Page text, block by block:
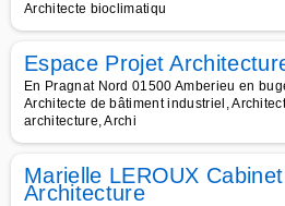
Architecte bioclimatiqu
Espace Projet
En Pragnat Nord 01500 Amberieu en
Architecte de bâtiment industriel,
architecture, Archi
Marielle LEROUX
Architecture